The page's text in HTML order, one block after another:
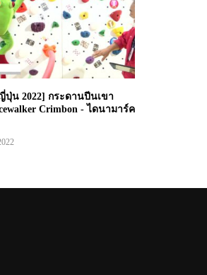
น 2022] กระดานปีนเขา
Crimbon - ไดนามาร์ค